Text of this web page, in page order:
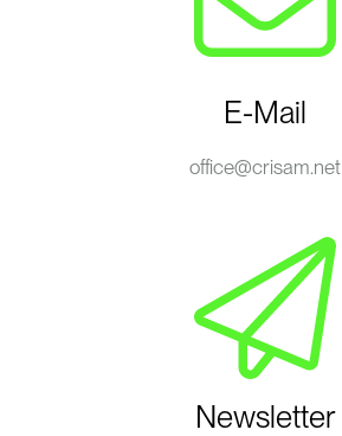
E-Mail
office@crisam.net
Newsletter